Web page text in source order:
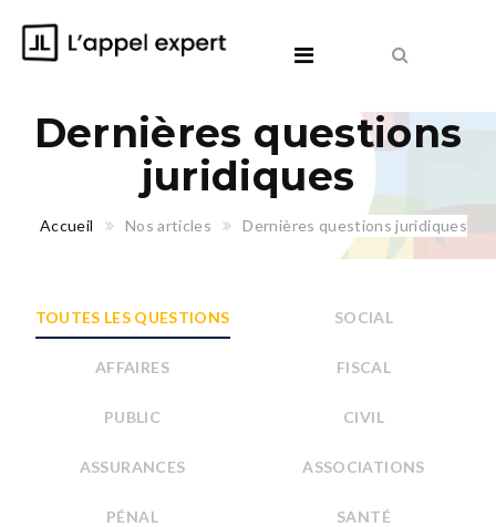
Dernières questions
juridiques
Accueil Nos articles Dernières questions juridiques
TOUTES LES QUESTIONS SOCIAL
AFFAIRES FISCAL
PUBLIC CIVIL
ASSURANCES ASSOCIATIONS
PÉNAL SANTÉ